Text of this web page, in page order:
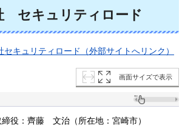
セキュリティロード
セキュリティロード（外部サイトへリンク）
画面サイズで表示
締役：齊藤 文治（所在地：宮崎市）